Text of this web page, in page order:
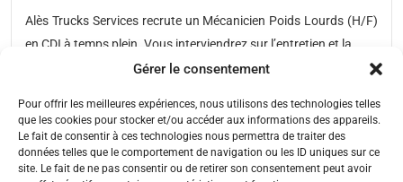
Gérer le consentement
Pour offrir les meilleures expériences, nous utilisons des technologies telles
que les cookies pour stocker et/ou accéder aux informations des appareils.
Le fait de consentir à ces technologies nous permettra de traiter des
données telles que le comportement de navigation ou les ID uniques sur ce
site. Le fait de ne pas consentir ou de retirer son consentement peut avoir
Alès Trucks Services recrute un Mécanicien Poids Lourds (H/F)
en CDI à temps plein. Vous interviendrez sur l’entretien et la...
← 1 2 3 4 →